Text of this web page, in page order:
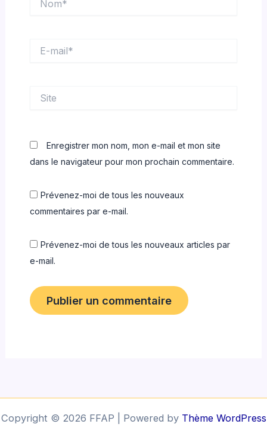
mail*
Enregistrer mon nom, mon e-mail et mon site
dans le navigateur pour mon prochain commentaire.
Prévenez-moi de tous les nouveaux
commentaires par e-mail.
Prévenez-moi de tous les nouveaux articles par
e-mail.
Copyright © 2026 FFAP | Powered by Thème WordPress